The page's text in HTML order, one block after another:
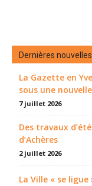
Dernières nouvelles
La Gazette en
sous une
7 juillet 2026
Des travaux
d’Achères
2 juillet 2026
La Ville « se